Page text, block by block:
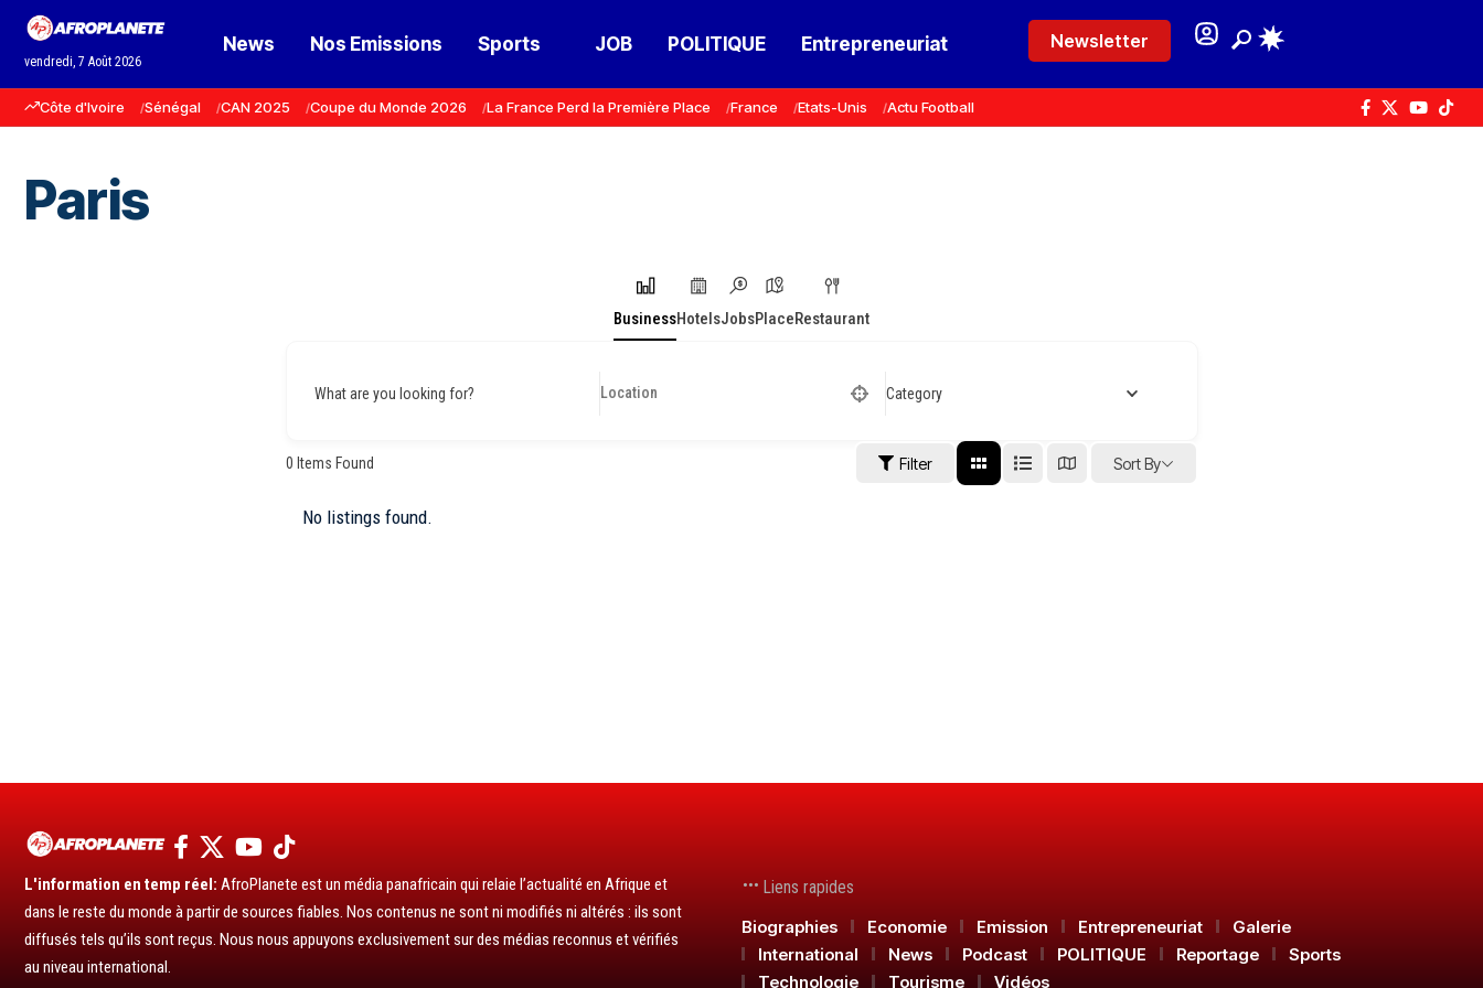
vendredi, 7 Août 2026
News Nos Emissions Sports JOB POLITIQUE Entrepreneuriat Newsletter
Côte d'Ivoire Sénégal CAN 2025 Coupe du Monde 2026 La France Perd la Première Place France Etats-Unis Actu Football
Paris
BusinessHotelsJobsPlaceRestaurant
What are you looking for? Category
0 Items Found Filter Sort By
No listings found.
L'information en temp réel: AfroPlanete est un média panafricain qui relaie l’actualité en Afrique et
dans le reste du monde à partir de sources fiables. Nos contenus ne sont ni modifiés ni altérés : ils sont
diffusés tels qu’ils sont reçus. Nous nous appuyons exclusivement sur des médias reconnus et vérifiés
au niveau international.
Liens rapides
Biographies
Economie Emission Entrepreneuriat
Galerie
International
News Podcast POLITIQUE Reportage
Sports
Technologie
Tourisme Vidéos